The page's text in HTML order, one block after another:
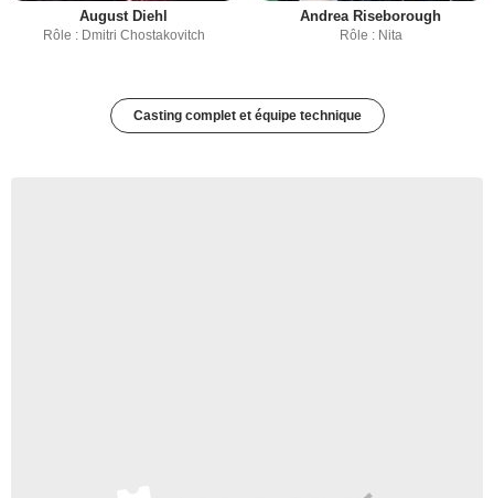
August Diehl
Rôle : Dmitri Chostakovitch
Andrea Riseborough
Rôle : Nita
Casting complet et équipe technique